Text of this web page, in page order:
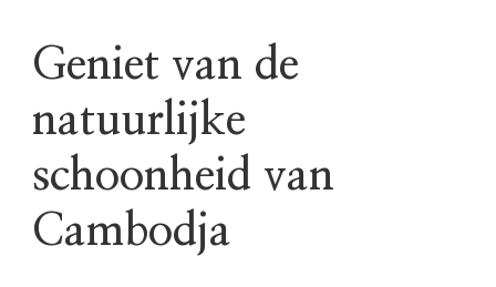
Geniet van de
natuurlijke
schoonheid van
Cambodja